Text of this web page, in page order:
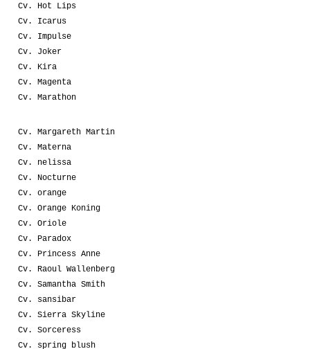
Cv. Hot Lips
Cv. Icarus
Cv. Impulse
Cv. Joker
Cv. Kira
Cv. Magenta
Cv. Marathon
Cv. Margareth Martin
Cv. Materna
Cv. nelissa
Cv. Nocturne
Cv. orange
Cv. Orange Koning
Cv. Oriole
Cv. Paradox
Cv. Princess Anne
Cv. Raoul Wallenberg
Cv. Samantha Smith
Cv. sansibar
Cv. Sierra Skyline
Cv. Sorceress
Cv. spring blush